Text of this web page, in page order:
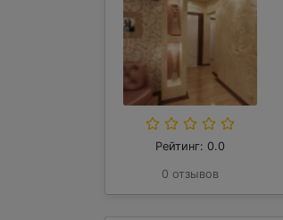
Рейтинг: 0.0
0 отзывов